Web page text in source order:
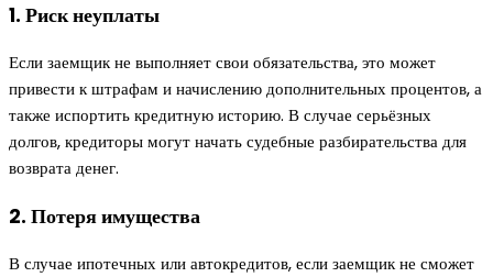
1. Риск неуплаты
Если заемщик не выполняет свои обязательства, это может
привести к штрафам и начислению дополнительных процентов, а
также испортить кредитную историю. В случае серьёзных
долгов, кредиторы могут начать судебные разбирательства для
возврата денег.
2. Потеря имущества
В случае ипотечных или автокредитов, если заемщик не сможет